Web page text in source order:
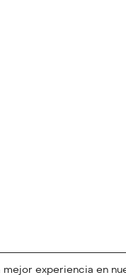
experiencia en